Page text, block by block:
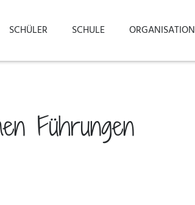
SCHÜLER SCHULE ORGANISATION
Führungen